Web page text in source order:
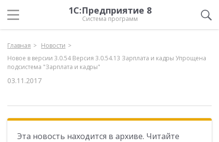
1С:Предприятие 8
Система программ
Главная
Новости
Новое в версии 3.0.54 Версия 3.0.54.13 Зарплата и кадры Упрощена
подсистема "Зарплата и кадры"
03.11.2017
Эта новость находится в архиве. Читайте